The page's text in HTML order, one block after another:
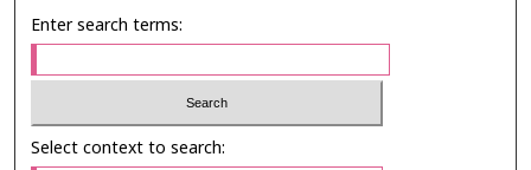
Enter search terms:
Select context to search: